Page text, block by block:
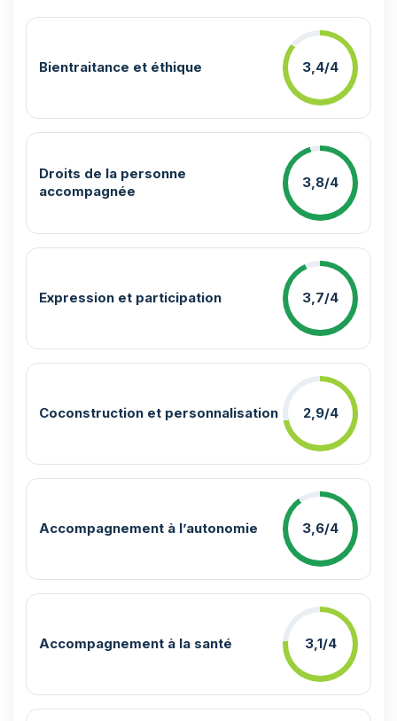
Bientraitance et éthique 3,4/4
Droits de la personne
accompagnée
3,8/4
Expression et participation 3,7/4
Coconstruction et personnalisation 2,9/4
Accompagnement à l’autonomie 3,6/4
Accompagnement à la santé 3,1/4